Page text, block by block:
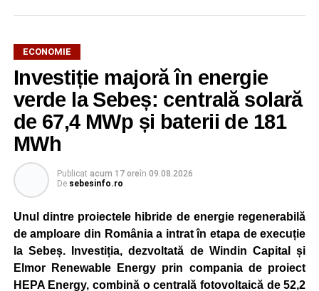
din comuna Vințu de Jos, valabilă la data de
2026. Oferta cuprinde posturi din mai multe domenii de
activitate, fiind adresată atât persoanelor cu experiență,
cât și celor aflate la început de carieră.
Cei interesați pot consulta toate locurile de muncă
disponibile accesând platforma oficială ANOFM,
selectând
– Locuri de muncă vacante”. De asemenea, informații
pot fi obținute direct de la sediul AJOFM Alba sau de la
agenția teritorială de care aparține persoana aflată în
căutarea unui loc de muncă.
Lista publicată de AJOFM Alba include, pe lângă
denumirea posturilor vacante din Vințu de Jos, și datele
ECONOMIE
Investiție majoră în energie
verde la Sebeș: centrală solară
de 67,4 MWp și baterii de 181
MWh
Publicat acum 17 oreîn 09.08.2026
De sebesinfo.ro
Unul dintre proiectele hibride de energie regenerabilă
de amploare din România a intrat în etapa de execuție
la Sebeș. Investiția, dezvoltată de Windin Capital și
Elmor Renewable Energy prin compania de proiect
HEPA Energy, combină o centrală fotovoltaică de 52,2